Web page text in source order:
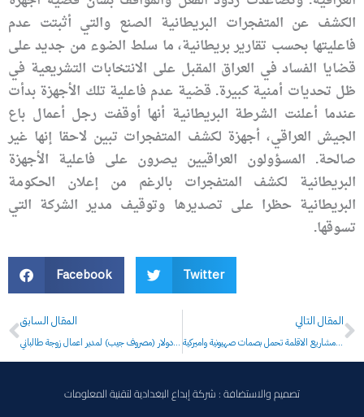
الكشف عن المتفجرات البريطانية الصنع والتي أثبتت عدم
فاعليتها بحسب تقارير بريطانية، ما سلط الضوء من جديد على
قضايا الفساد في العراق المقبل على الانتخابات التشريعية في
ظل تحديات أمنية كبيرة. قضية عدم فاعلية تلك الأجهزة بدأت
عندما أعلنت الشرطة البريطانية أنها أوقفت رجل أعمال باع
الجيش العراقي، أجهزة لكشف المتفجرات تبين لاحقا إنها غير
صالحة. المسؤولون العراقيين يصرون على فاعلية الأجهزة
البريطانية لكشف المتفجرات بالرغم من إعلان الحكومة
البريطانية حظرا على تصديرها وتوقيف مدير الشركة التي
تسوقها.
Facebook Twitter
Prev
المقال السابق
المالكي يمنح 450 مليون دولار (مصروف جيب) لمدير اعمال زوجة طالباني
المقال التالي
ناهدة الدايني: مشاريع الاقلمة تحمل بصمات صهيونية واميركية
تصميم والاستضافة : شركة إبداع البغدادية لتقنية المعلومات